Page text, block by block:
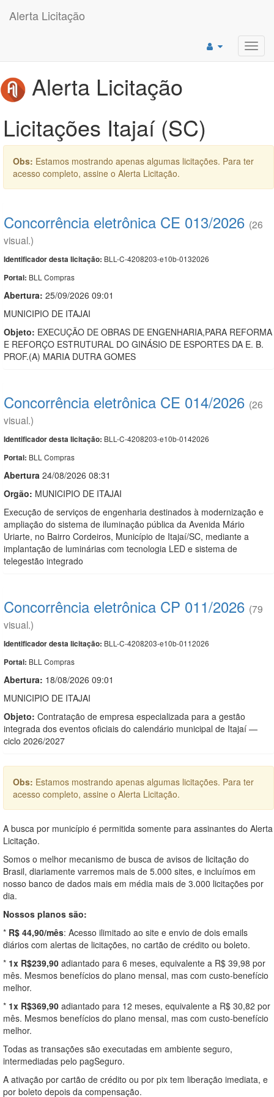
Alerta Licitação
Alerta Licitação
Licitações Itajaí (SC)
Obs: Estamos mostrando apenas algumas licitações. Para ter
acesso completo, assine o Alerta Licitação.
Concorrência eletrônica CE 013/2026 (26
visual.)
Identificador desta licitação: BLL-C-4208203-e10b-0132026
Portal: BLL Compras
Abertura: 25/09/2026 09:01
MUNICIPIO DE ITAJAI
Objeto: EXECUÇÃO DE OBRAS DE ENGENHARIA,PARA REFORMA
E REFORÇO ESTRUTURAL DO GINÁSIO DE ESPORTES DA E. B.
PROF.(A) MARIA DUTRA GOMES
Concorrência eletrônica CE 014/2026 (26
visual.)
Identificador desta licitação: BLL-C-4208203-e10b-0142026
Portal: BLL Compras
Abertura 24/08/2026 08:31
Orgão: MUNICIPIO DE ITAJAI
Execução de serviços de engenharia destinados à modernização e
ampliação do sistema de iluminação pública da Avenida Mário
Uriarte, no Bairro Cordeiros, Município de Itajaí/SC, mediante a
implantação de luminárias com tecnologia LED e sistema de
telegestão integrado
Concorrência eletrônica CP 011/2026 (79
visual.)
Identificador desta licitação: BLL-C-4208203-e10b-0112026
Portal: BLL Compras
Abertura: 18/08/2026 09:01
MUNICIPIO DE ITAJAI
Objeto: Contratação de empresa especializada para a gestão
integrada dos eventos oficiais do calendário municipal de Itajaí —
ciclo 2026/2027
Obs: Estamos mostrando apenas algumas licitações. Para ter
acesso completo, assine o Alerta Licitação.
A busca por município é permitida somente para assinantes do Alerta
Licitação.
Somos o melhor mecanismo de busca de avisos de licitação do
Brasil, diariamente varremos mais de 5.000 sites, e incluímos em
nosso banco de dados mais em média mais de 3.000 licitações por
dia.
Nossos planos são:
* R$ 44,90/mês: Acesso ilimitado ao site e envio de dois emails
diários com alertas de licitações, no cartão de crédito ou boleto.
* 1x R$239,90 adiantado para 6 meses, equivalente a R$ 39,98 por
mês. Mesmos benefícios do plano mensal, mas com custo-benefício
melhor.
* 1x R$369,90 adiantado para 12 meses, equivalente a R$ 30,82 por
mês. Mesmos benefícios do plano mensal, mas com custo-benefício
melhor.
Todas as transações são executadas em ambiente seguro,
intermediadas pelo pagSeguro.
A ativação por cartão de crédito ou por pix tem liberação imediata, e
por boleto depois da compensação.